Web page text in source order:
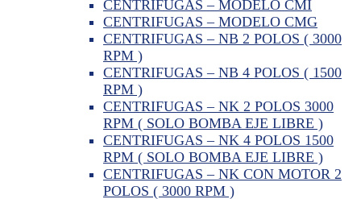
CENTRIFUGAS – MODELO CMI
CENTRIFUGAS – MODELO CMG
CENTRIFUGAS – NB 2 POLOS ( 3000
RPM )
CENTRIFUGAS – NB 4 POLOS ( 1500
RPM )
CENTRIFUGAS – NK 2 POLOS 3000
RPM ( SOLO BOMBA EJE LIBRE )
CENTRIFUGAS – NK 4 POLOS 1500
RPM ( SOLO BOMBA EJE LIBRE )
CENTRIFUGAS – NK CON MOTOR 2
POLOS ( 3000 RPM )